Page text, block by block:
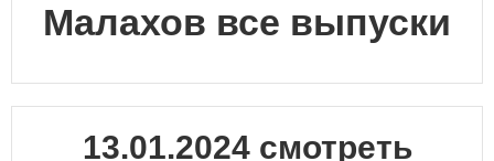
Малахов все выпуски
13.01.2024 смотреть